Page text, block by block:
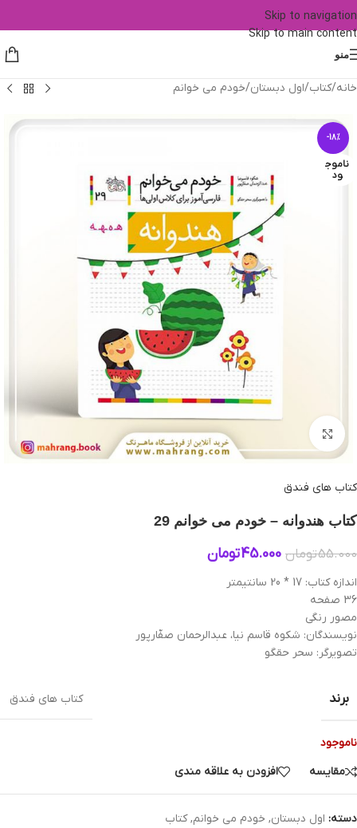
Skip to navigation
Skip to main content
منو
خانه/کتاب/اول دبستان/خودم می خوانم
-18%
ناموج
ود
بزرگنمایی تصویر
کتاب های فندق
کتاب هندوانه – خودم می‌ خوانم 29
55.000تومان 45.000تومان
اندازه کتاب: 17 * 20 سانتیمتر
36 صفحه
مصور رنگی
نویسندگان: شکوه قاسم نیا، عبدالرحمان صفّارپور
تصویرگر: سحر حقگو
برند کتاب های فندق
ناموجود
مقایسه
افزودن به علاقه مندی
دسته: اول دبستان, خودم می خوانم, کتاب